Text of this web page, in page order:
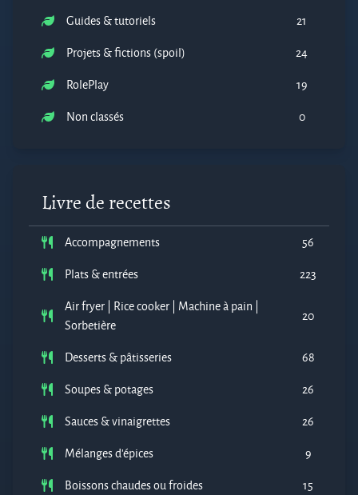
Guides & tutoriels
21
Projets & fictions (spoil)
24
RolePlay
19
Non classés
0
Livre de recettes
Accompagnements
56
Plats & entrées
223
Air fryer | Rice cooker | Machine à pain |
Sorbetière
20
Desserts & pâtisseries
68
Soupes & potages
26
Sauces & vinaigrettes
26
Mélanges d'épices
9
Boissons chaudes ou froides
15